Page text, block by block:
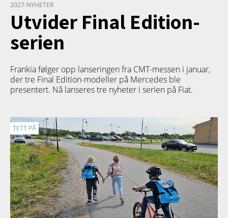
2027-NYHETER
Utvider Final Edition-
serien
Frankia følger opp lanseringen fra CMT-messen i januar,
der tre Final Edition-modeller på Mercedes ble
presentert. Nå lanseres tre nyheter i serien på Fiat.
TETT PÅ